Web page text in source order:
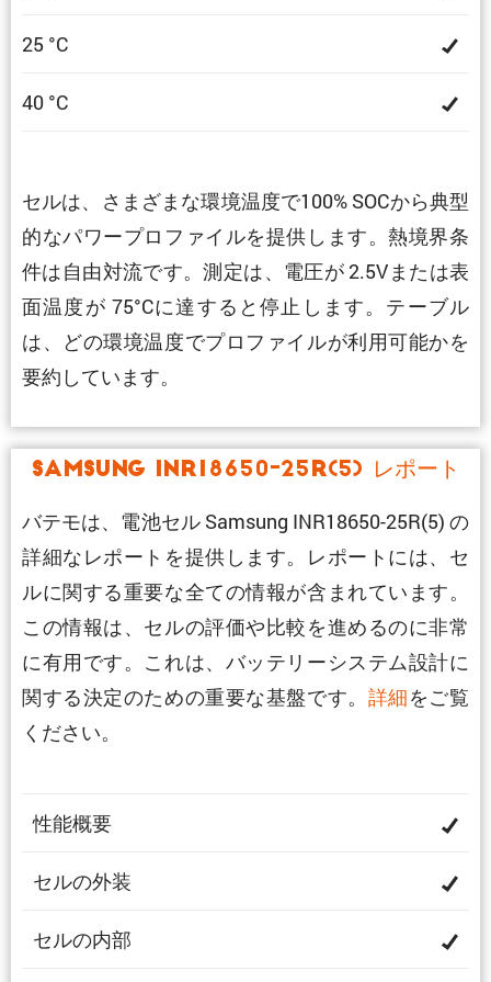
25 °C
40 °C
セルは、さまざまな環境温度で100% SOCから典型
的なパワープロファイルを提供します。熱境界条
件は自由対流です。測定は、電圧が 2.5Vまたは表
面温度が 75°Cに達すると停止します。テーブル
は、どの環境温度でプロファイルが利用可能かを
要約しています。
Samsung INR18650-25R(5) レポート
バテモは、電池セル Samsung INR18650-25R(5) の
詳細なレポートを提供します。レポートには、セ
ルに関する重要な全ての情報が含まれています。
この情報は、セルの評価や比較を進めるのに非常
に有用です。これは、バッテリーシステム設計に
関する決定のための重要な基盤です。 詳細をご覧
ください。
性能概要
セルの外装
セルの内部